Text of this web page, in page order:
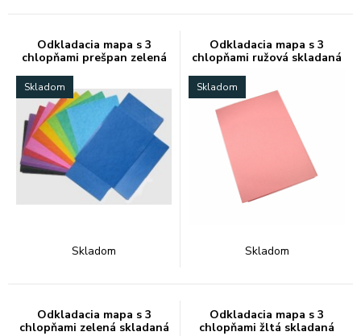
Odkladacia mapa s 3
chlopňami prešpan zelená
Skladom
Skladom
Odkladacia mapa s 3
chlopňami ružová skladaná
Skladom
Skladom
Odkladacia mapa s 3
chlopňami zelená skladaná
Odkladacia mapa s 3
chlopňami žltá skladaná